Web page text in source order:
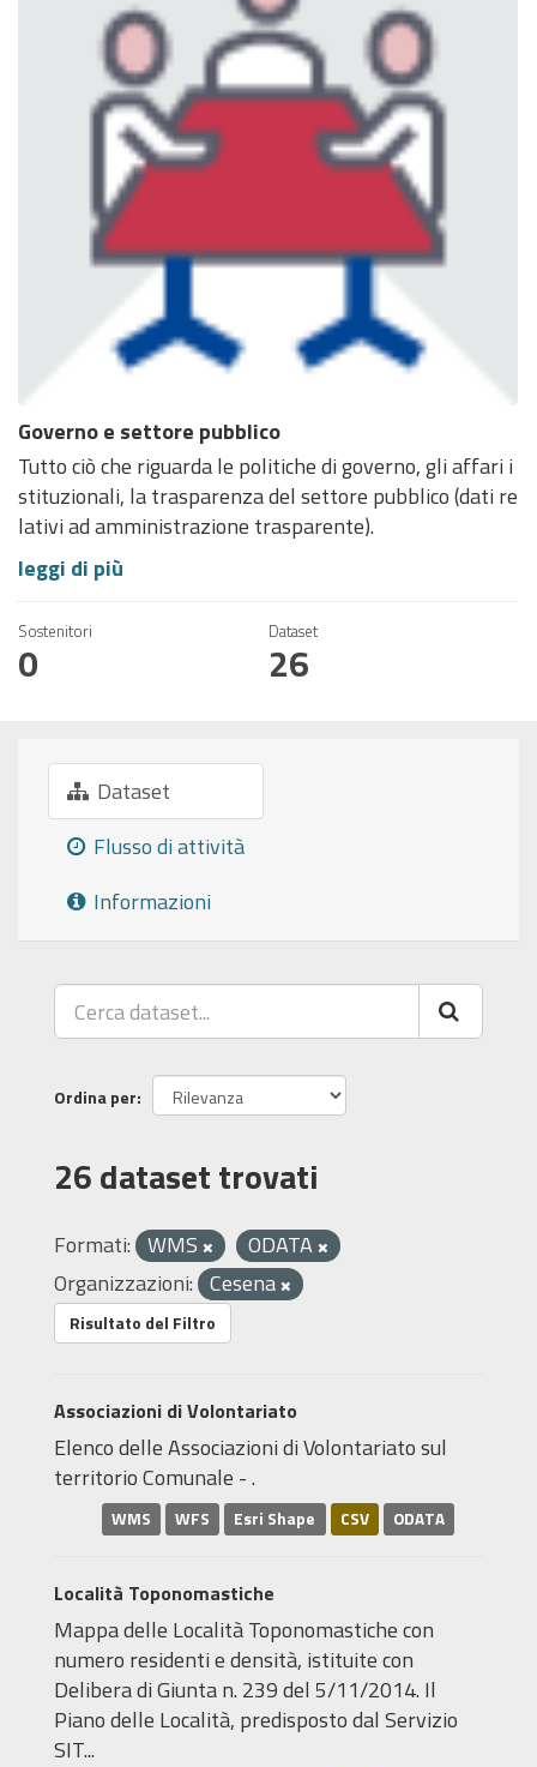
Governo e settore pubblico
Tutto ciò che riguarda le politiche di governo, gli affari i
stituzionali, la trasparenza del settore pubblico (dati re
lativi ad amministrazione trasparente).
leggi di più
Sostenitori
0
Dataset
26
Dataset
Flusso di attività
Informazioni
Ordina per
26 dataset trovati
Formati: WMS
ODATA
Organizzazioni: Cesena
Risultato del Filtro
Associazioni di Volontariato
Elenco delle Associazioni di Volontariato sul
territorio Comunale - .
WMS WFS Esri Shape CSV ODATA
Località Toponomastiche
Mappa delle Località Toponomastiche con
numero residenti e densità, istituite con
Delibera di Giunta n. 239 del 5/11/2014. Il
Piano delle Località, predisposto dal Servizio
SIT...